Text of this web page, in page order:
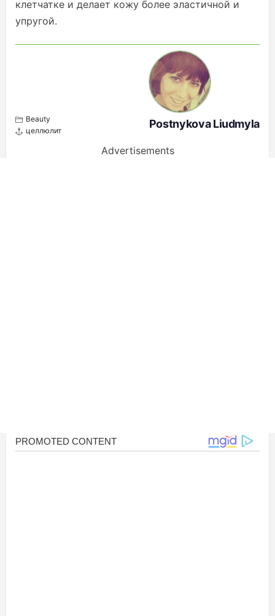
клетчатке и делает кожу более эластичной и
упругой.
Beauty
целлюлит
Postnykova Liudmyla
Advertisements